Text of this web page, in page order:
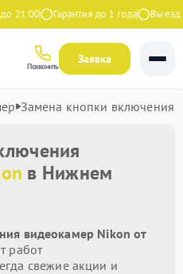
21:00 Гарантия до 1 года Выезд
Позвонить
Заявка
Замена кнопки включения
в Нижнем
видеокамер Nikon от
работ
свежие акции и